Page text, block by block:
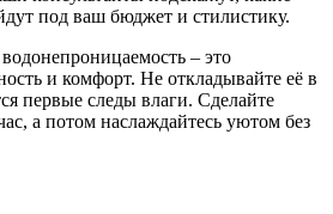
под ваш бюджет и стилистику.
– это
и комфорт. Не откладывайте её в
первые следы влаги. Сделайте
а потом наслаждайтесь уютом без